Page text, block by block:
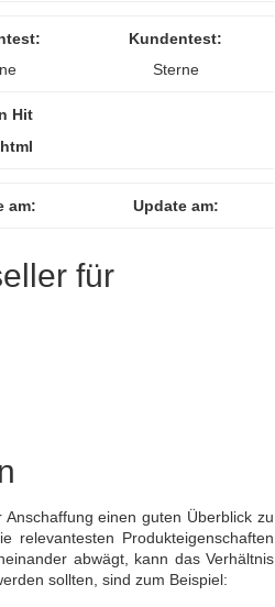
Kundentest:
Sterne
Hit
am: Update am:
für
einen guten Überblick zu
Produkteigenschaften
abwägt, kann das Verhältnis
sollten, sind zum Beispiel: